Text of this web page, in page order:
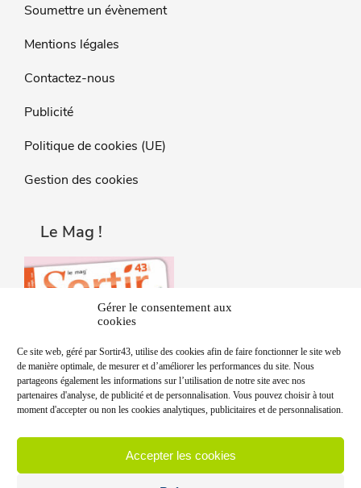
Gérer le consentement aux
cookies
Ce site web, géré par Sortir43, utilise des cookies afin de faire fonctionner le site web
de manière optimale, de mesurer et d’améliorer les performances du site. Nous
partageons également les informations sur l’utilisation de notre site avec nos
partenaires d'analyse, de publicité et de personnalisation. Vous pouvez choisir à tout
moment d'accepter ou non les cookies analytiques, publicitaires et de personnalisation.
Accepter les cookies
Soumettre un évènement
Mentions légales
Contactez-nous
Publicité
Politique de cookies (UE)
Gestion des cookies
Le Mag !